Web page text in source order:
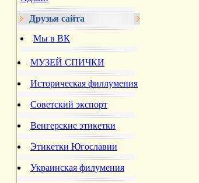
Друзья сайта
Мы в ВК
МУЗЕЙ СПИЧКИ
Историческая филлумения
Советский экспорт
Венгерские этикетки
Этикетки Югославии
Украинская филумения